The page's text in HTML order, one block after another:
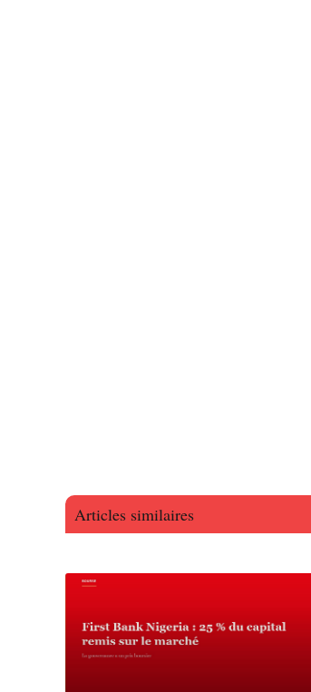
Articles similaires